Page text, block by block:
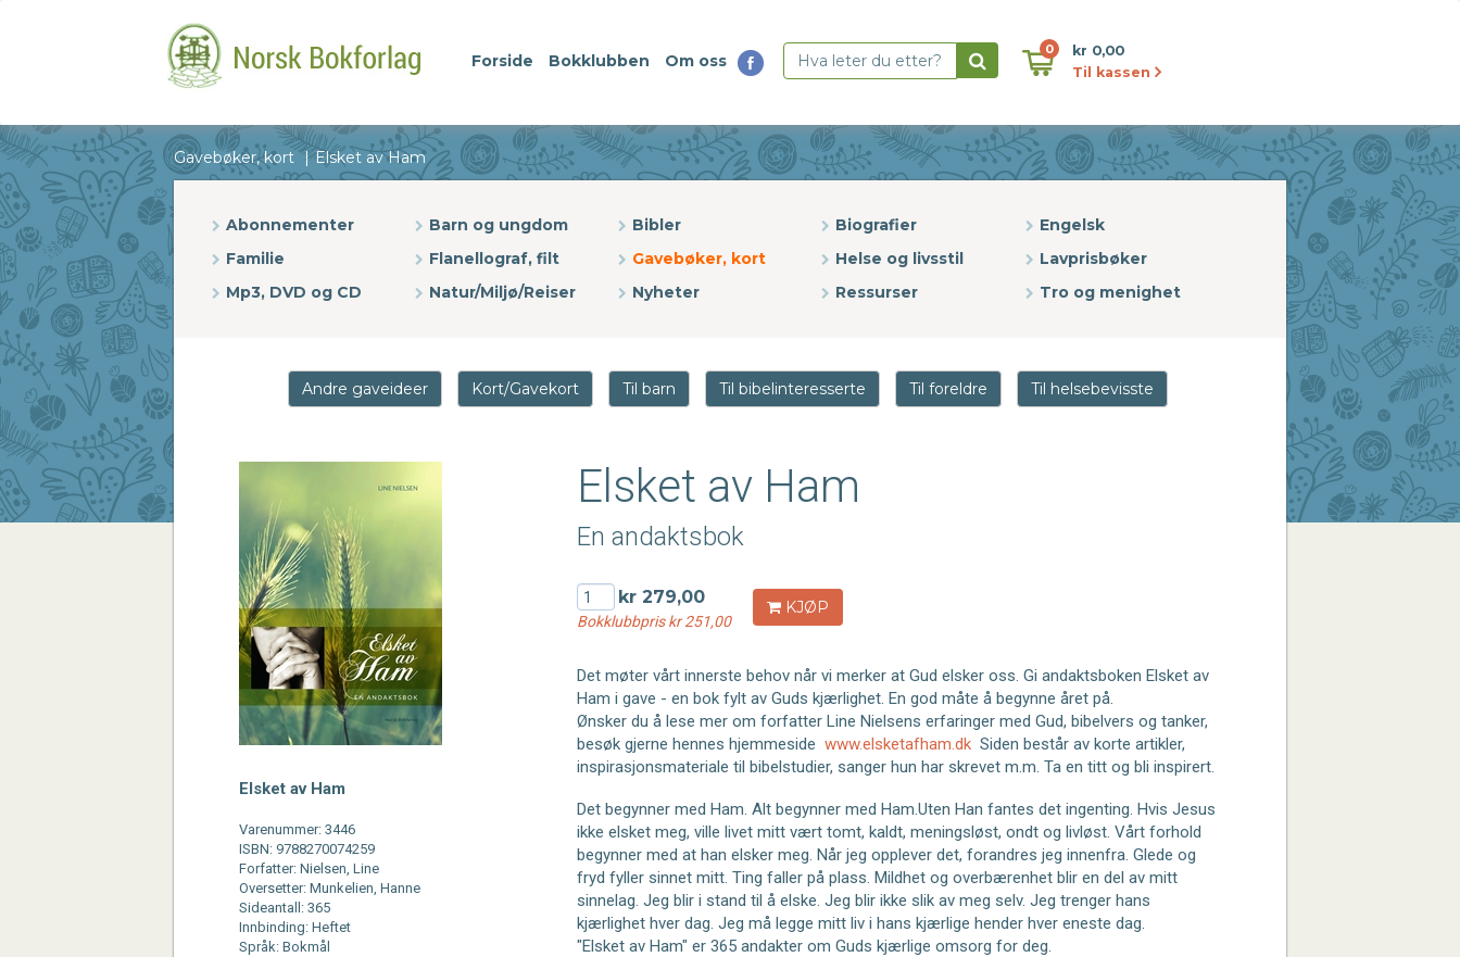
Forside Bokklubben Om oss
0
kr 0,00
Til kassen
Gavebøker, kort Elsket av Ham
Abonnementer Barn og ungdom Bibler Biografier
Engelsk
Familie
Flanellograf, filt Gavebøker, kort Helse og livsstil
Lavprisbøker
Mp3, DVD og CD
Natur/Miljø/Reiser Nyheter Ressurser Tro og menighet
Andre gaveideer Kort/Gavekort Til barn Til bibelinteresserte Til foreldre Til helsebevisste
Elsket av Ham
Varenummer: 3446
ISBN: 9788270074259
Forfatter: Nielsen, Line
Oversetter: Munkelien, Hanne
Sideantall: 365
Innbinding: Heftet
Språk: Bokmål
Elsket av Ham
En andaktsbok
kr 279,00
Bokklubbpris kr 251,00
KJØP
Det møter vårt innerste behov når vi merker at Gud elsker oss. Gi andaktsboken Elsket av
Ham i gave - en bok fylt av Guds kjærlighet. En god måte å begynne året på.
Ønsker du å lese mer om forfatter Line Nielsens erfaringer med Gud, bibelvers og tanker,
besøk gjerne hennes hjemmesidewww.elsketafham.dk Siden består av korte artikler,
inspirasjonsmateriale til bibelstudier, sanger hun har skrevet m.m. Ta en titt og bli inspirert.
Det begynner med Ham. Alt begynner med Ham.Uten Han fantes det ingenting. Hvis Jesus
ikke elsket meg, ville livet mitt vært tomt, kaldt, meningsløst, ondt og livløst. Vårt forhold
begynner med at han elsker meg. Når jeg opplever det, forandres jeg innenfra. Glede og
fryd fyller sinnet mitt. Ting faller på plass. Mildhet og overbærenhet blir en del av mitt
sinnelag. Jeg blir i stand til å elske. Jeg blir ikke slik av meg selv. Jeg trenger hans
kjærlighet hver dag. Jeg må legge mitt liv i hans kjærlige hender hver eneste dag.
"Elsket av Ham" er 365 andakter om Guds kjærlige omsorg for deg.